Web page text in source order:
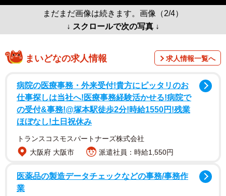
まだまだ画像は続きます。画像（2/4）
↓ スクロールで次の写真 ↓
まいどなの求人情報 求人情報一覧へ
病院の医療事務・外来受付!貴方にピッタリのお
仕事探しは当社へ!医療事務経験活かせる!病院で
の受付&事務!@塚本駅徒歩2分!時給1550円!残業
ほぼなし!土日祝休み
トランスコスモスパートナーズ株式会社
大阪府 大阪市
派遣社員：時給1,550円
医薬品の製造データチェックなどの事務/事務作
業